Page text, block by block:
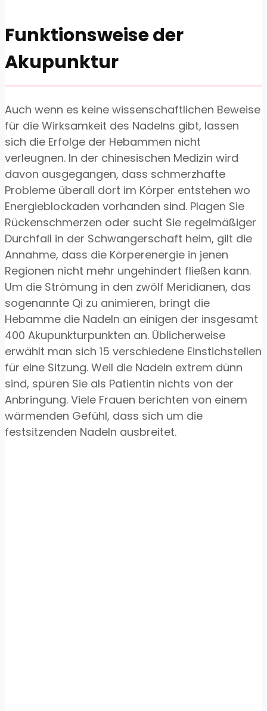
Funktionsweise der
Akupunktur
Auch wenn es keine wissenschaftlichen Beweise
für die Wirksamkeit des Nadelns gibt, lassen
sich die Erfolge der Hebammen nicht
verleugnen. In der chinesischen Medizin wird
davon ausgegangen, dass schmerzhafte
Probleme überall dort im Körper entstehen wo
Energieblockaden vorhanden sind. Plagen Sie
Rückenschmerzen oder sucht Sie regelmäßiger
Durchfall in der Schwangerschaft heim, gilt die
Annahme, dass die Körperenergie in jenen
Regionen nicht mehr ungehindert fließen kann.
Um die Strömung in den zwölf Meridianen, das
sogenannte Qi zu animieren, bringt die
Hebamme die Nadeln an einigen der insgesamt
400 Akupunkturpunkten an. Üblicherweise
erwählt man sich 15 verschiedene Einstichstellen
für eine Sitzung. Weil die Nadeln extrem dünn
sind, spüren Sie als Patientin nichts von der
Anbringung. Viele Frauen berichten von einem
wärmenden Gefühl, dass sich um die
festsitzenden Nadeln ausbreitet.